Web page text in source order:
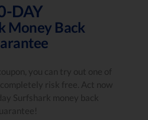
DAY
Money Back
you can try out one of
risk free. Act now
Surfshark money back